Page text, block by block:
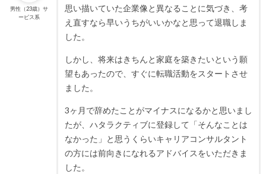
男性（23歳）サ
ービス系
思い描いていた企業像と異なることに気づき、考
え直すなら早いうちがいいかなと思って退職しま
した。
しかし、将来はきちんと家庭を築きたいという願
望もあったので、すぐに転職活動をスタートさせ
ました。
3ヶ月で辞めたことがマイナスになるかと思いまし
たが、ハタラクティブに登録して「そんなことは
なかった」と思うくらいキャリアコンサルタント
の方には前向きになれるアドバイスをいただきま
した。